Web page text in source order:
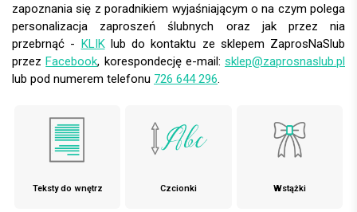
zapoznania się z poradnikiem wyjaśniającym o na czym polega
personalizacja zaproszeń ślubnych oraz jak przez nia
przebrnąć - KLIKlub do kontaktu ze sklepem ZaprosNaSlub
przezFacebook, korespondecję e-mail: sklep@zaprosnaslub.pl
lub pod numerem telefonu 726 644 296.
Teksty do wnętrz Czcionki Wstążki